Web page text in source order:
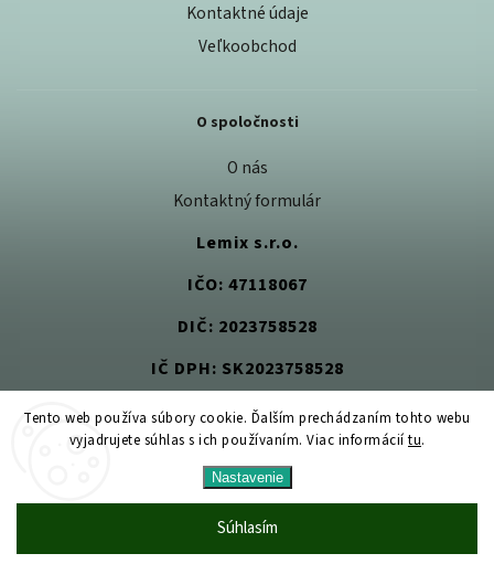
Tento web používa súbory cookie. Ďalším prechádzaním tohto webu
vyjadrujete súhlas s ich používaním. Viac informáciítu.
Nastavenie
Súhlasím
Kontaktné údaje
Veľkoobchod
O spoločnosti
O nás
Kontaktný formulár
Lemix s.r.o.
IČO: 47118067
DIČ: 2023758528
IČ DPH: SK2023758528
Jedlom k zdraviu. Všetky práva vyhradené.
Upraviť nastavenie cookies
Shoptet | Design